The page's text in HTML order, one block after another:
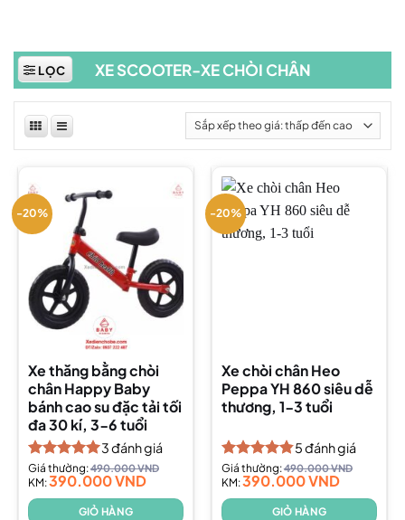
XE SCOOTER-XE CHÒI CHÂN
LỌC
-20%
Xe thăng bằng chòi
chân Happy Baby
bánh cao su đặc tải tối
đa 30 kí, 3-6 tuổi
Được xếp
hạng5.00
5 sao
3đánh giá
Giá thường:490.000VND
KM:390.000VND
GIỎ HÀNG
-20%
Xe chòi chân Heo
Peppa YH 860 siêu dễ
thương, 1-3 tuổi
Được xếp
hạng4.80
5 sao
5đánh giá
Giá thường:490.000VND
KM:390.000VND
GIỎ HÀNG